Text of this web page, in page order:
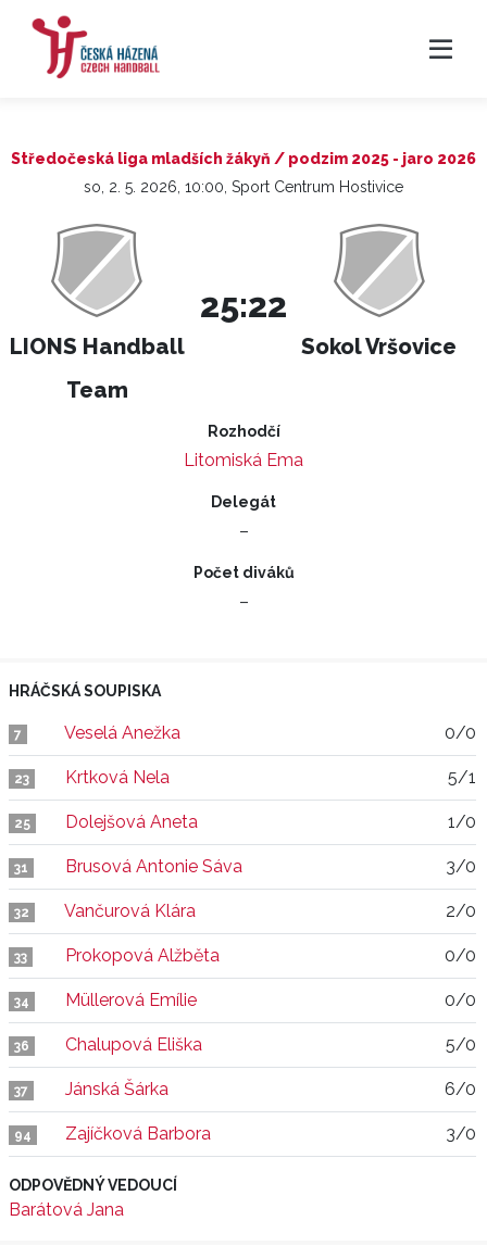
Středočeská liga mladších žákyň / podzim 2025 - jaro 2026
so, 2. 5. 2026, 10:00, Sport Centrum Hostivice
LIONS Handball
Team
25:22
Sokol Vršovice
Rozhodčí
Litomiská Ema
Delegát
–
Počet diváků
–
HRÁČSKÁ SOUPISKA
7 Veselá Anežka 0/0
23 Krtková Nela 5/1
25 Dolejšová Aneta 1/0
31 Brusová Antonie Sáva 3/0
32 Vančurová Klára 2/0
33 Prokopová Alžběta 0/0
34 Müllerová Emílie 0/0
36 Chalupová Eliška 5/0
37 Jánská Šárka 6/0
94 Zajíčková Barbora 3/0
ODPOVĚDNÝ VEDOUCÍ
Barátová Jana